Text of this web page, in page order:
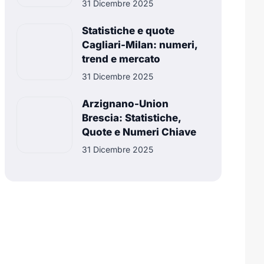
31 Dicembre 2025
Statistiche e quote
Cagliari-Milan: numeri,
trend e mercato
31 Dicembre 2025
Arzignano-Union
Brescia: Statistiche,
Quote e Numeri Chiave
31 Dicembre 2025